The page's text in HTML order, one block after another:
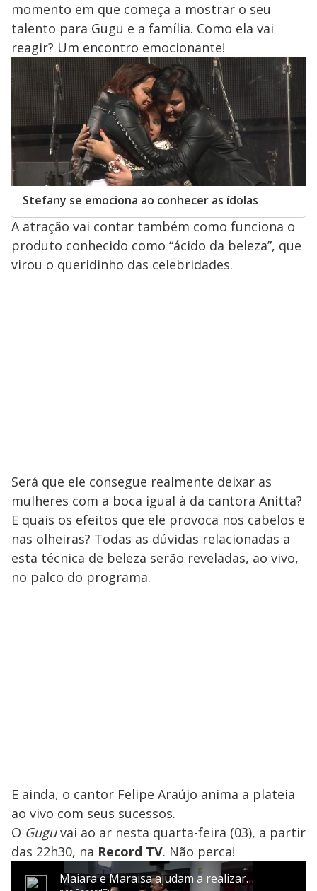
momento em que começa a mostrar o seu
talento para Gugu e a família. Como ela vai
reagir? Um encontro emocionante!
Stefany se emociona ao conhecer as ídolas
A atração vai contar também como funciona o
produto conhecido como “ácido da beleza”, que
virou o queridinho das celebridades.
Será que ele consegue realmente deixar as
mulheres com a boca igual à da cantora Anitta?
E quais os efeitos que ele provoca nos cabelos e
nas olheiras? Todas as dúvidas relacionadas a
esta técnica de beleza serão reveladas, ao vivo,
no palco do programa.
E ainda, o cantor Felipe Araújo anima a plateia
ao vivo com seus sucessos.
O Guguvai ao ar nesta quarta-feira (03), a partir
das 22h30, na Record TV. Não perca!